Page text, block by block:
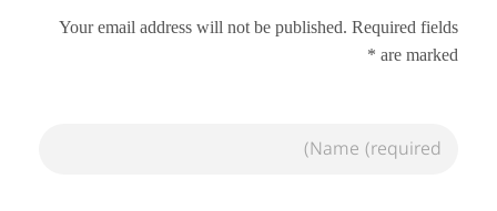
Your email address will not be published. Required fields
are marked *